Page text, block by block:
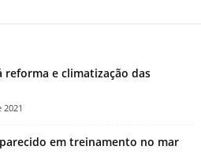
e climatização das
em treinamento no mar